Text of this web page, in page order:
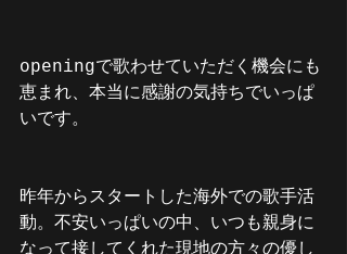
openingで歌わせていただく機会にも
恵まれ、本当に感謝の気持ちでいっぱ
いです。
昨年からスタートした海外での歌手活
動。不安いっぱいの中、いつも親身に
なって接してくれた現地の方々の優し